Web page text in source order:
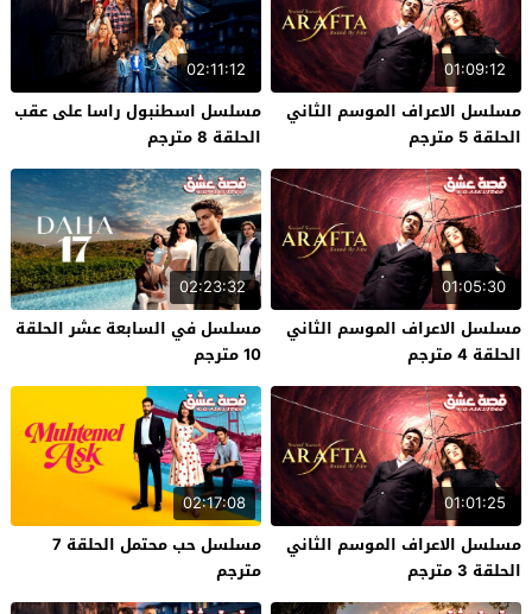
01:09:12
مسلسل الاعراف الموسم الثاني
الحلقة 5 مترجم
02:11:12
مسلسل اسطنبول راسا على عقب
الحلقة 8 مترجم
01:05:30
مسلسل الاعراف الموسم الثاني
الحلقة 4 مترجم
02:23:32
مسلسل في السابعة عشر الحلقة
10 مترجم
01:01:25
مسلسل الاعراف الموسم الثاني
الحلقة 3 مترجم
02:17:08
مسلسل حب محتمل الحلقة 7
مترجم